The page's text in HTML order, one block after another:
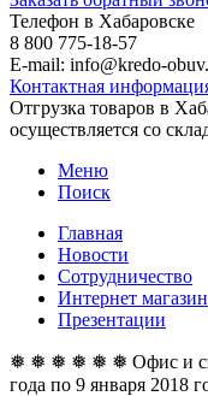
Телефон в Хабаровске
8 800 775-18-57
E-mail: info@kredo-
Контактная
Отгрузка товаров в
осуществляется со
Меню
Поиск
Главная
Новости
Сотрудничество
Интернет магазин
Презентации
❅ ❅ ❅ ❅ ❅ ❅ Офис и
года по 9 января 2018